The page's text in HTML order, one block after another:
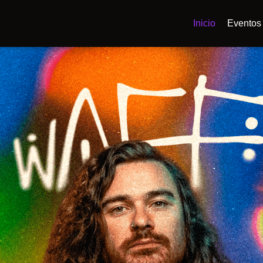
Inicio Eventos